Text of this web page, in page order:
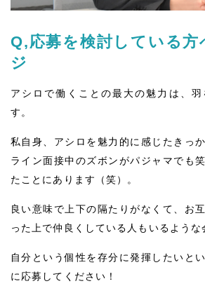
Q,応募を検討している方
ジ
アシロで働くことの最大の魅力は、
す。
私自身、アシロを魅力的に感じたきっ
ライン面接中のズボンがパジャマでも
たことにあります（笑）。
良い意味で上下の隔たりがなくて、お
った上で仲良くしている人もいるような
自分という個性を存分に発揮したいと
に応募してください！